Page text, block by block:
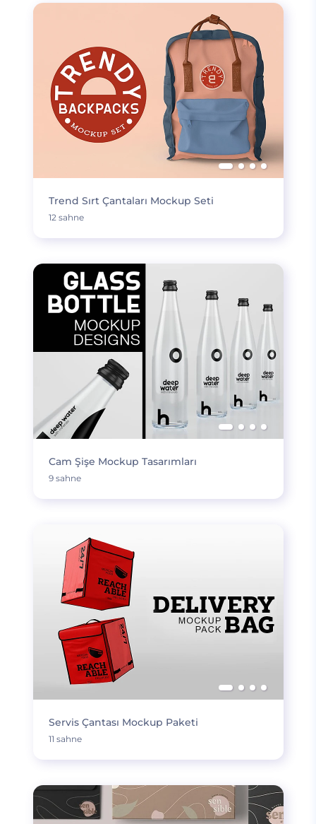
Trend Sırt Çantaları Mockup Seti
12 sahne
Cam Şişe Mockup Tasarımları
9 sahne
Servis Çantası Mockup Paketi
11 sahne